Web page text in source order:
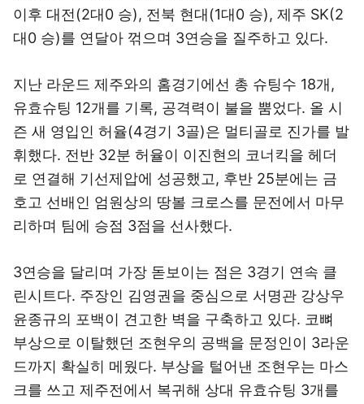
이후 대전(2대0 승), 전북 현대(1대0 승), 제주 SK(2
대0 승)를 연달아 꺾으며 3연승을 질주하고 있다.
지난 라운드 제주와의 홈경기에선 총 슈팅수 18개,
유효슈팅 12개를 기록, 공격력이 불을 뿜었다. 올 시
즌 새 영입인 허율(4경기 3골)은 멀티골로 진가를 발
휘했다. 전반 32분 허율이 이진현의 코너킥을 헤더
로 연결해 기선제압에 성공했고, 후반 25분에는 금
호고 선배인 엄원상의 땅볼 크로스를 문전에서 마무
리하며 팀에 승점 3점을 선사했다.
3연승을 달리며 가장 돋보이는 점은 3경기 연속 클
린시트다. 주장인 김영권을 중심으로 서명관 강상우
윤종규의 포백이 견고한 벽을 구축하고 있다. 코뼈
부상으로 이탈했던 조현우의 공백을 문정인이 3라운
드까지 확실히 메웠다. 부상을 털어낸 조현우는 마스
크를 쓰고 제주전에서 복귀해 상대 유효슈팅 3개를